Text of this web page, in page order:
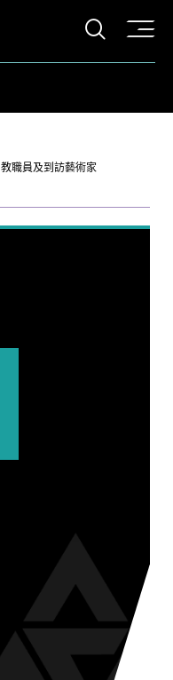
打開
教職員及到訪藝術家